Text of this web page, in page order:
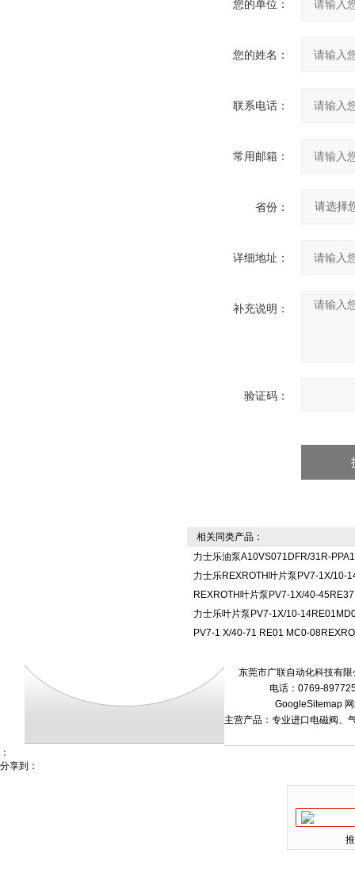
您的单位：
您的姓名：
联系电话：
常用邮箱：
省份：
详细地址：
补充说明：
验证码：
相关同类产品：
力士乐油泵A10VS071DFR/31R-
力士乐REXROTH叶片泵PV7-1X/10-
REXROTH叶片泵PV7-1X/40-
力士乐叶片泵PV7-1X/10-
PV7-1 X/40-71 RE01 MC0-
东莞市广联自动化科技有
电话：0769-
GoogleSitemap
主营产品：专业进口电磁阀、
：
分享到：